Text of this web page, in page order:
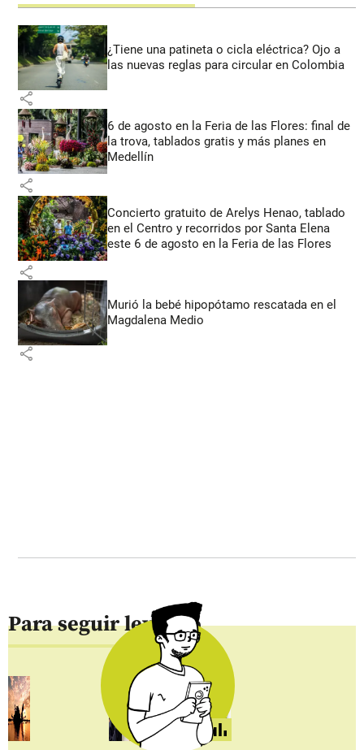
¿Tiene una patineta o cicla eléctrica? Ojo a
las nuevas reglas para circular en Colombia
share
6 de agosto en la Feria de las Flores: final de
la trova, tablados gratis y más planes en
Medellín
share
Concierto gratuito de Arelys Henao, tablado
en el Centro y recorridos por Santa Elena
este 6 de agosto en la Feria de las Flores
share
Murió la bebé hipopótamo rescatada en el
Magdalena Medio
share
Para seguir leyendo